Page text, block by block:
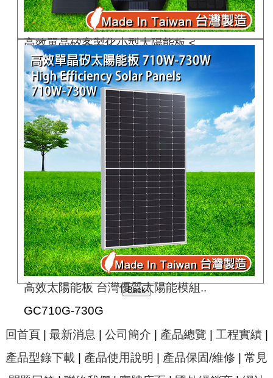
高效單晶矽客製化小型太陽能板 ≤..
P-OEM
高效太陽能板 台灣優質太陽能模組..
GC710G-730G
回首頁| 最新消息 | 公司簡介 | 產品總覽 | 工程實績 |
產品型錄下載 | 產品使用說明 | 產品保固/維修 | 常見